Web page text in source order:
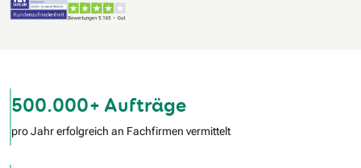
500.000+ Aufträge
pro Jahr erfolgreich an Fachfirmen vermittelt